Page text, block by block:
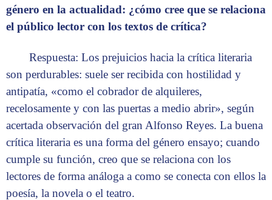
género en la actualidad: ¿cómo cree que se relaciona
el público lector con los textos de crítica?
Respuesta: Los prejuicios hacia la crítica literaria
son perdurables: suele ser recibida con hostilidad y
antipatía, «como el cobrador de alquileres,
recelosamente y con las puertas a medio abrir», según
acertada observación del gran Alfonso Reyes. La buena
crítica literaria es una forma del género ensayo; cuando
cumple su función, creo que se relaciona con los
lectores de forma análoga a como se conecta con ellos la
poesía, la novela o el teatro.